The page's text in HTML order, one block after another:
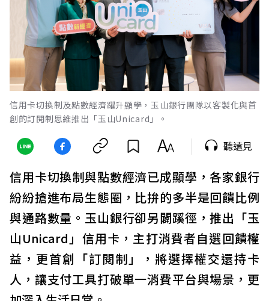
信用卡切換制及點數經濟躍升顯學，玉山銀行團隊以客製化與首
創的訂閱制思維推出「玉山Unicard」。
聽遠見
信用卡切換制與點數經濟已成顯學，各家銀行
紛紛搶進布局生態圈，比拚的多半是回饋比例
與通路數量。玉山銀行卻另闢蹊徑，推出「玉
山Unicard」信用卡，主打消費者自選回饋權
益，更首創「訂閱制」，將選擇權交還持卡
人，讓支付工具打破單一消費平台與場景，更